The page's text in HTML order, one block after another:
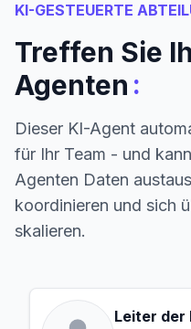
KI-GESTEUERTE
Treffen Sie
Agenten :
Dieser KI-Agent
für Ihr Team - und
Agenten Daten
koordinieren und sich
skalieren.
Leiter der